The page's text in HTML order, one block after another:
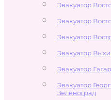
Эвакуатор
Эвакуатор
Эвакуатор
Эвакуатор
Эвакуатор
Эвакуатор
Зеленоград